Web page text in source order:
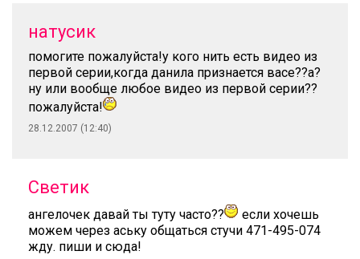
натусик
помогите пожалуйста!у кого нить есть видео из
первой серии,когда данила признается васе??а?
ну или вообще любое видео из первой серии??
пожалуйста!
28.12.2007 (12:40)
Светик
ангелочек давай ты туту часто??
если хочешь
можем через аську общаться стучи 471-495-074
жду. пиши и сюда!